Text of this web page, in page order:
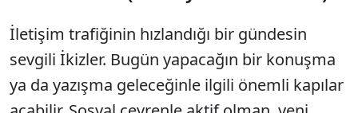
İletişim trafiğinin hızlandığı bir gündesin
sevgili İkizler. Bugün yapacağın bir konuşma
ya da yazışma geleceğinle ilgili önemli kapılar